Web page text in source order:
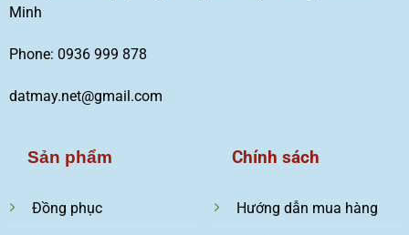
Minh
Phone: 0936 999 878
datmay.net@gmail.com
Sản phẩm
Đồng phục
Chính sách
Hướng dẫn mua hàng